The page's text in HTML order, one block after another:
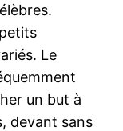
Le
un but à
devant sans